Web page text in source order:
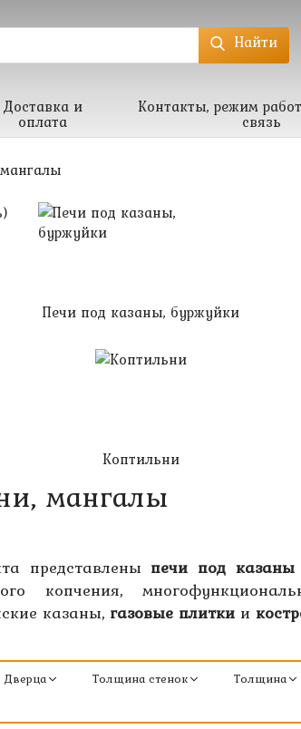
Найти
Доставка и
оплата
Контакты, режим
связь
Печи под казаны, буржуйки
Коптильни
мангалы
представлены печи под казаны
копчения,
казаны, газовые плитки и
Дверца Толщина стенок Толщина